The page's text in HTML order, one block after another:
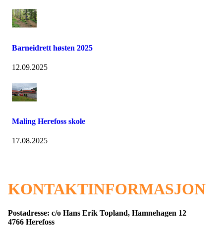
Barneidrett høsten 2025
12.09.2025
Maling Herefoss skole
17.08.2025
KONTAKTINFORMASJON
Postadresse: c/o Hans Erik Topland, Hamnehagen 12
4766 Herefoss